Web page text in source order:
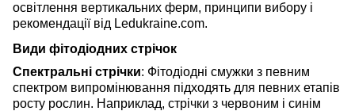
освітлення вертикальних ферм, принципи вибору і
рекомендації від Ledukraine.com.
Види фітодіодних стрічок
Спектральні стрічки: Фітодіодні смужки з певним
спектром випромінювання підходять для певних етапів
росту рослин. Наприклад, стрічки з червоним і синім